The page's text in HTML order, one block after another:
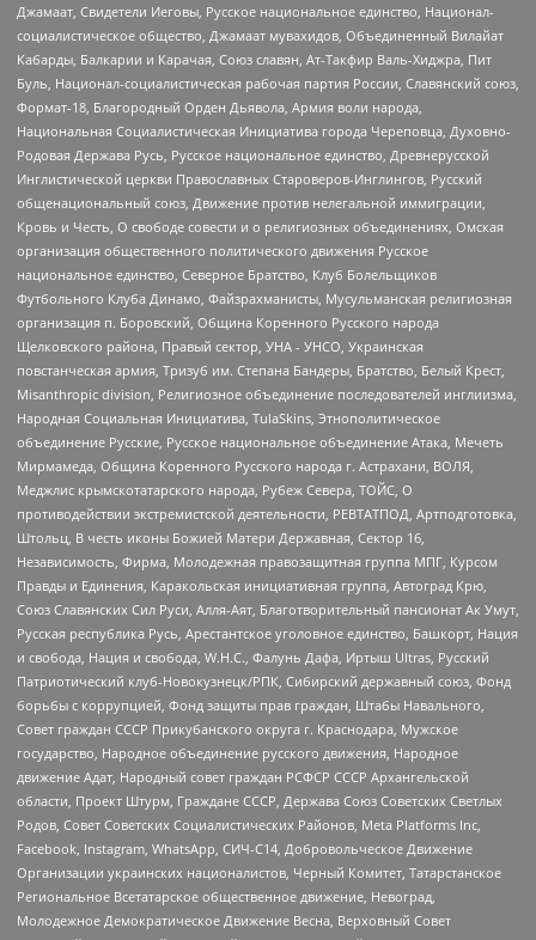
Джамаат, Свидетели Иеговы, Русское национальное единство, Национал-
социалистическое общество, Джамаат мувахидов, Объединенный Вилайат
Кабарды, Балкарии и Карачая, Союз славян, Ат-Такфир Валь-Хиджра, Пит
Буль, Национал-социалистическая рабочая партия России, Славянский союз,
Формат-18, Благородный Орден Дьявола, Армия воли народа,
Национальная Социалистическая Инициатива города Череповца, Духовно-
Родовая Держава Русь, Русское национальное единство, Древнерусской
Инглистической церкви Православных Староверов-Инглингов, Русский
общенациональный союз, Движение против нелегальной иммиграции,
Кровь и Честь, О свободе совести и о религиозных объединениях, Омская
организация общественного политического движения Русское
национальное единство, Северное Братство, Клуб Болельщиков
Футбольного Клуба Динамо, Файзрахманисты, Мусульманская религиозная
организация п. Боровский, Община Коренного Русского народа
Щелковского района, Правый сектор, УНА - УНСО, Украинская
повстанческая армия, Тризуб им. Степана Бандеры, Братство, Белый Крест,
Misanthropic division, Религиозное объединение последователей инглиизма,
Народная Социальная Инициатива, TulaSkins, Этнополитическое
объединение Русские, Русское национальное объединение Атака, Мечеть
Мирмамеда, Община Коренного Русского народа г. Астрахани, ВОЛЯ,
Меджлис крымскотатарского народа, Рубеж Севера, ТОЙС, О
противодействии экстремистской деятельности, РЕВТАТПОД, Артподготовка,
Штольц, В честь иконы Божией Матери Державная, Сектор 16,
Независимость, Фирма, Молодежная правозащитная группа МПГ, Курсом
Правды и Единения, Каракольская инициативная группа, Автоград Крю,
Союз Славянских Сил Руси, Алля-Аят, Благотворительный пансионат Ак Умут,
Русская республика Русь, Арестантское уголовное единство, Башкорт, Нация
и свобода, Нация и свобода, W.H.С., Фалунь Дафа, Иртыш Ultras, Русский
Патриотический клуб-Новокузнецк/РПК, Сибирский державный союз, Фонд
борьбы с коррупцией, Фонд защиты прав граждан, Штабы Навального,
Совет граждан СССР Прикубанского округа г. Краснодара, Мужское
государство, Народное объединение русского движения, Народное
движение Адат, Народный совет граждан РСФСР СССР Архангельской
области, Проект Штурм, Граждане СССР, Держава Союз Советских Светлых
Родов, Совет Советских Социалистических Районов, Meta Platforms Inc,
Facebook, Instagram, WhatsApp, СИЧ-С14, Добровольческое Движение
Организации украинских националистов, Черный Комитет, Татарстанское
Региональное Всетатарское общественное движение, Невоград,
Молодежное Демократическое Движение Весна, Верховный Совет